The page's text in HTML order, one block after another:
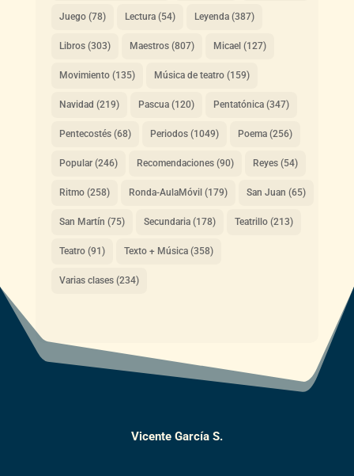
Juego(78) Lectura(54) Leyenda(387)
Libros(303) Maestros(807) Micael (127)
Movimiento(135) Música de teatro(159)
Navidad (219) Pascua(120) Pentatónica(347)
Pentecostés(68) Periodos(1049) Poema(256)
Popular(246) Recomendaciones(90) Reyes(54)
Ritmo(258) Ronda-AulaMóvil (179) San Juan (65)
San Martín (75) Secundaria(178) Teatrillo(213)
Teatro(91) Texto + Música(358)
Varias clases(234)
Vicente García S.